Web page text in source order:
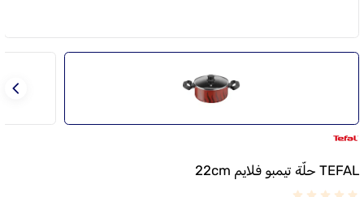
TEFAL حلّة تيمبو فلايم 22cm